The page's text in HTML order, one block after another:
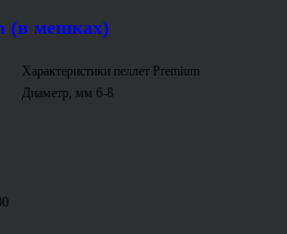
(в мешках)
Характеристики пеллет Premium
Диаметр, мм 6-8